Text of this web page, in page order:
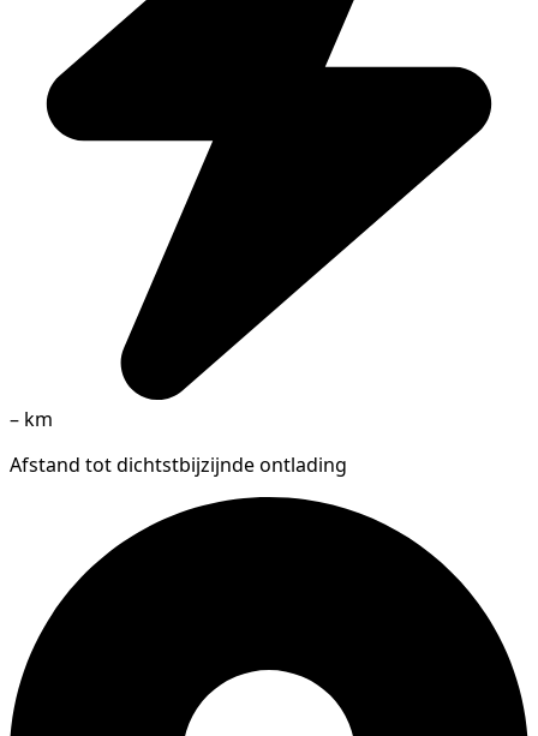
– km
Afstand tot dichtstbijzijnde ontlading